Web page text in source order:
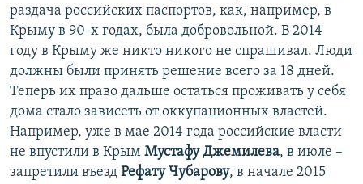
раздача российских паспортов, как, например, в
Крыму в 90-х годах, была добровольной. В 2014
году в Крыму же никто никого не спрашивал. Люди
должны были принять решение всего за 18 дней.
Теперь их право дальше остаться проживать у себя
дома стало зависеть от оккупационных властей.
Например, уже в мае 2014 года российские власти
не впустили в Крым Мустафу Джемилева, в июле –
запретили въезд Рефату Чубарову, в начале 2015